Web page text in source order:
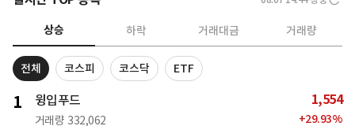
상승 하락 거래대금 거래량
전체 코스피 코스닥 ETF
1 윙입푸드
거래량 332,062
1,554
+29.93%